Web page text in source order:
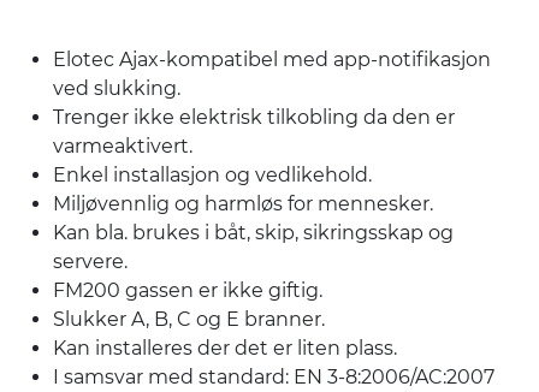
Elotec Ajax-kompatibel med app-notifikasjon
ved slukking.
Trenger ikke elektrisk tilkobling da den er
varmeaktivert.
Enkel installasjon og vedlikehold.
Miljøvennlig og harmløs for mennesker.
Kan bla. brukes i båt, skip, sikringsskap og
servere.
FM200 gassen er ikke giftig.
Slukker A, B, C og E branner.
Kan installeres der det er liten plass.
I samsvar med standard: EN 3-8:2006/AC:2007